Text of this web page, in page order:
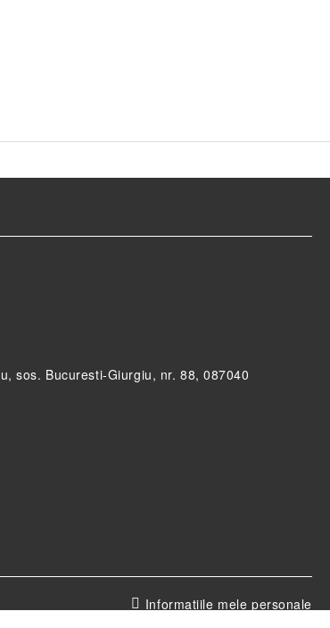
sos. Bucuresti-Giurgiu, nr. 88, 087040
Informatiile mele personale